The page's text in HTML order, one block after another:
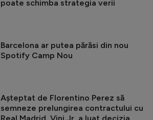
poate schimba strategia verii
Barcelona ar putea părăsi din nou
Spotify Camp Nou
Așteptat de Florentino Perez să
semneze prelungirea contractului cu